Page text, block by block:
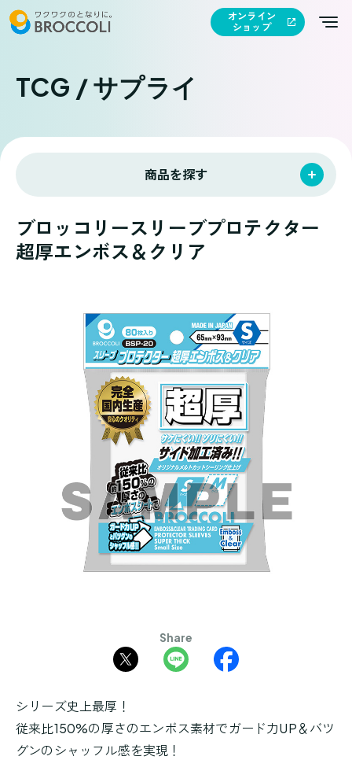
オンライン
ショップ
TCG / サプライ
商品を探す
ブロッコリースリーブプロテクター
超厚エンボス＆クリア
Share
シリーズ史上最厚！
従来比150%の厚さのエンボス素材でガード力UP＆バツ
グンのシャッフル感を実現！